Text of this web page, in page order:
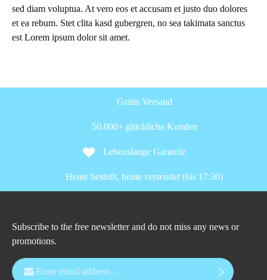
sed diam voluptua. At vero eos et accusam et justo duo dolores
et ea rebum. Stet clita kasd gubergren, no sea takimata sanctus
est Lorem ipsum dolor sit amet.
Gratis Versand
50.000+ glückliche Kunden
Lebenslange Garantie
Heute bestellt, heute versendet (bis 17:30)
Subscribe to the free newsletter and do not miss any news or
promotions.
Email address*